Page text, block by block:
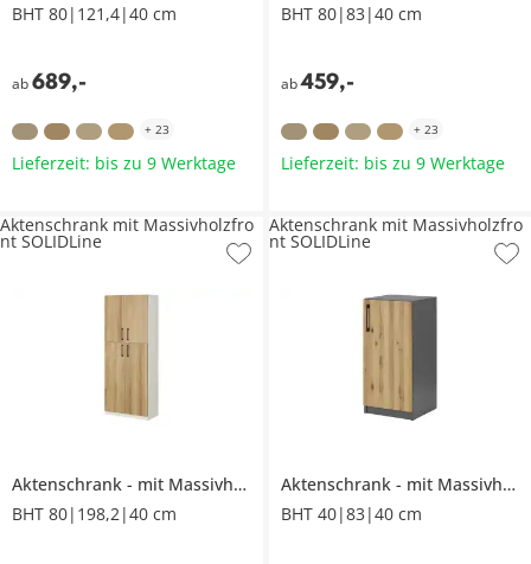
BHT 80|121,4|40 cm
ab689,-
+ 23
Lieferzeit: bis zu 9 Werktage
BHT 80|83|40 cm
ab459,-
+ 23
Lieferzeit: bis zu 9 Werktage
Aktenschrank mit Massivholzfront
SOLIDLine
BHT 80|198,2|40 cm
Aktenschrank mit Massivholzfro
nt SOLIDLine
Aktenschrank
mit Massivholzfront
BHT 40|83|40 cm
Aktenschrank mit Massivholzfro
nt SOLIDLine